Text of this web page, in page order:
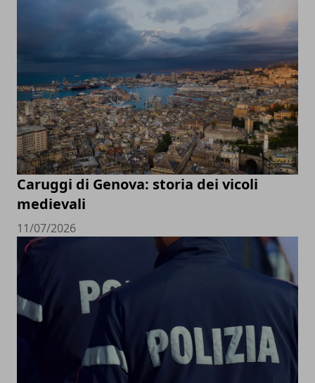
Caruggi di Genova: storia dei vicoli
medievali
11/07/2026